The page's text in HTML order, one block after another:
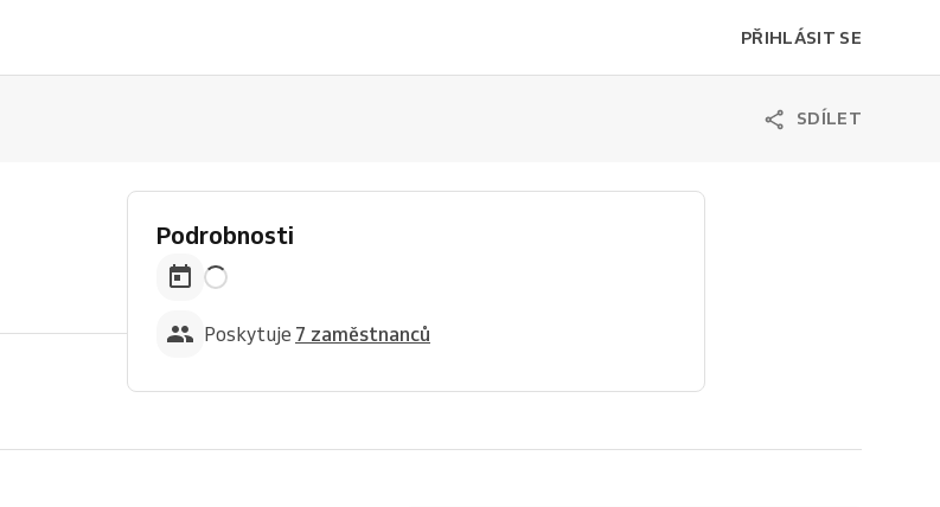
PŘIHLÁSIT SE
SDÍLET
Podrobnosti
Poskytuje 7 zaměstnanců